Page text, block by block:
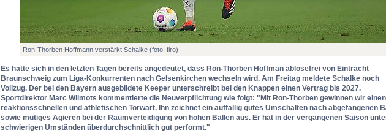
Ron-Thorben Hoffmann verstärkt Schalke (foto: firo)
Es hatte sich in den letzten Tagen bereits angedeutet, dass Ron-Thorben Hoffman ablösefrei von Eintracht
Braunschweig zum Liga-Konkurrenten nach Gelsenkirchen wechseln wird. Am Freitag meldete Schalke noch
Vollzug. Der bei den Bayern ausgebildete Keeper unterschreibt bei den Knappen einen Vertrag bis 2027.
Sportdirektor Marc Wilmots kommentierte die Neuverpflichtung wie folgt: "Mit Ron-Thorben gewinnen wir
reaktionsschnellen und athletischen Torwart. Ihn zeichnet ein auffällig gutes Umschalten nach abgefangenen
sowie mutiges Agieren bei der Raumverteidigung von hohen Bällen aus. Er hat in der vergangenen Saison
schwierigen Umständen überdurchschnittlich gut performt."